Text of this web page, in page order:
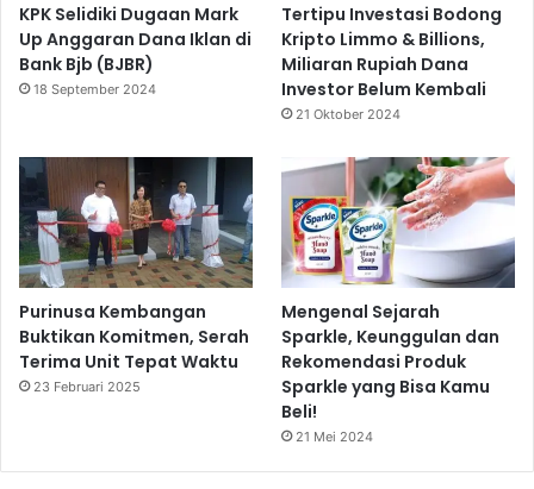
KPK Selidiki Dugaan Mark
Up Anggaran Dana Iklan di
Bank Bjb (BJBR)
18 September 2024
Tertipu Investasi Bodong
Kripto Limmo & Billions,
Miliaran Rupiah Dana
Investor Belum Kembali
21 Oktober 2024
Purinusa Kembangan
Buktikan Komitmen, Serah
Terima Unit Tepat Waktu
23 Februari 2025
Mengenal Sejarah
Sparkle, Keunggulan dan
Rekomendasi Produk
Sparkle yang Bisa Kamu
Beli!
21 Mei 2024